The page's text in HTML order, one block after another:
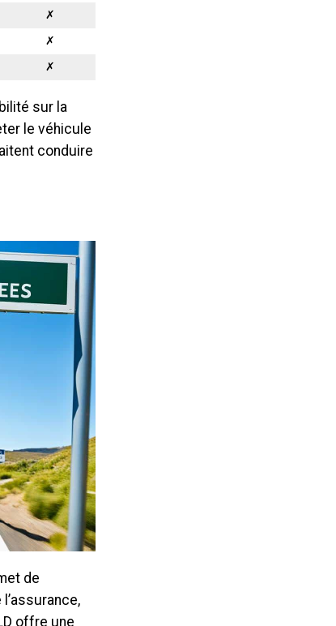
✗
✗
✗
sur la
le véhicule
conduire
de
offre une